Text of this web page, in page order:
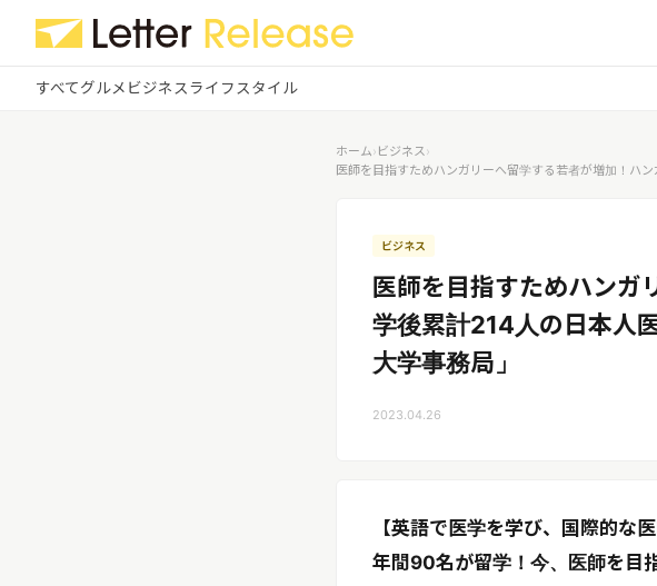
すべてグルメ ビジネス ライフスタイル
ホーム› ビジネス›
医師を目指すためハンガリーへ留学する若者が増加！ハ
ビジネス
医師を目指すためハンガ
学後累計214人の日本人
大学事務局」
2023.04.26
【英語で医学を学び、国際的な
年間90名が留学！今、医師を目